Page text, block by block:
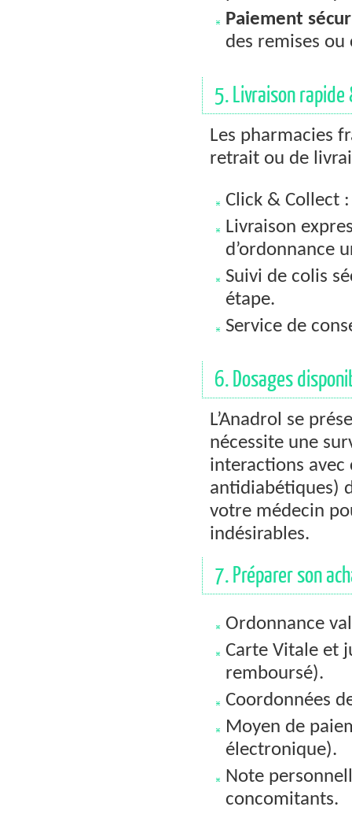
Paiement
des remises ou
5. Livraison
Les pharmacies
retrait ou de
Click & Collect
Livraison
d’ordonnance
Suivi de colis
étape.
Service de
6. Dosages
L’Anadrol se
nécessite une
interactions
antidiabétiques)
votre médecin
indésirables.
7. Préparer son
Ordonnance
Carte Vitale et
remboursé).
Coordonnées
Moyen de
électronique).
Note
concomitants.